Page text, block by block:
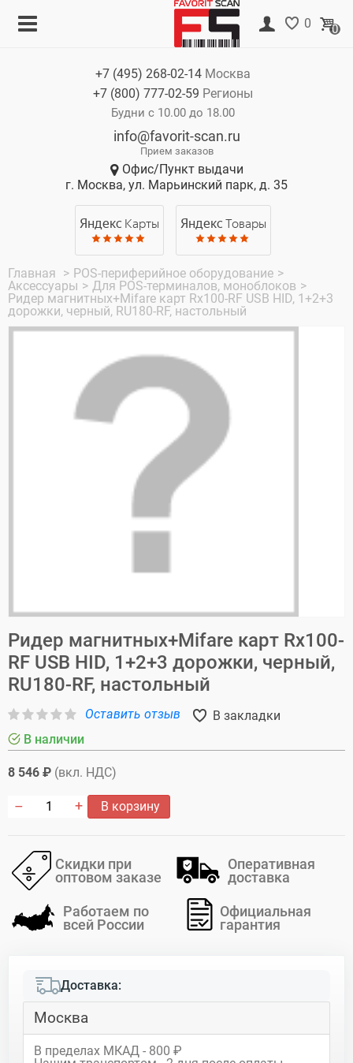
0 0
+7 (495) 268-02-14 Москва
+7 (800) 777-02-59 Регионы
Будни с 10.00 до 18.00
info@favorit-scan.ru
Прием заказов
Офис/Пункт выдачи
г. Москва, ул. Марьинский парк, д. 35
Яндекс Карты Яндекс Товары
Главная > POS-периферийное оборудование >
Аксессуары > Для POS-терминалов, моноблоков >
Ридер магнитных+Mifare карт Rx100-RF USB HID, 1+2+3
дорожки, черный, RU180-RF, настольный
Ридер магнитных+Mifare карт Rx100-
RF USB HID, 1+2+3 дорожки, черный,
RU180-RF, настольный
Оставить отзыв
В закладки
В наличии
8 546 ₽ (вкл. НДС)
В корзину
Скидки при
оптовом заказе
Оперативная
доставка
Работаем по
всей России
Официальная
гарантия
Доставка:
Москва
В пределах МКАД - 800 ₽
Корзина
Нет товаров